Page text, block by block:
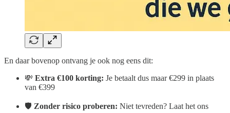
En daar bovenop ontvang je ook nog eens dit:
💸 Extra €100 korting: Je betaalt dus maar €299 in plaats
van €399
🛡️ Zonder risico proberen: Niet tevreden? Laat het ons